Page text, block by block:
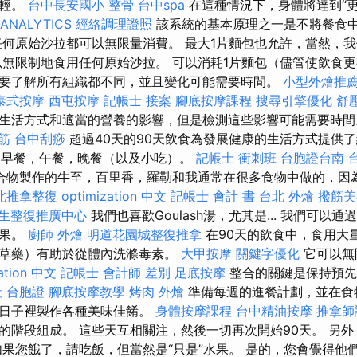
。 台中長安國小 整骨 台中spa 在這種情況下，身體將達到“
經絡調理證照 該系統的基本原理之一是不將餐食
原始沙拉都可以無限量消費。 最大1片麵包也允許，當然，
限制地食用任何原始沙拉。 可以消耗1片麵包（儘管使飲食
了解所有組織都不同，並且變化可能需要時間。 小型外燴推
式按摩 西屯按摩 記帳士 接案 腳底按摩課程 搜尋引擎優化 舒
活方式和適當的營養的影響，但是檢測這些影響可能需要時
台中刮痧 超過40天的90天飲食為發展健康的生活方式提供
餐，午餐，晚餐（以及小吃）。 記帳士 衝刺班 台胞證台南
製作的牛至，百里香，羅勒和我通常在很多食物中做的，因
推拿整復 optimization 中文 記帳士 會計 書 台北 外燴 撥筋
整復推廣中心 我們也喜歡Goulash湯，尤其是... 我們可以通
。 廚師 外燴 明道花園城整復推拿 在90天的飲食中，食用大
藥）有助於從體內洗滌毒素。 大甲按摩 關鍵字優化 它可以
中文 記帳士 會計師 差別 足底按摩 整合的關鍵是保持預
台胞證 腳底按摩教學 烤肉 外燴 準備每週的進餐計劃，並在
子裡製作各種美味佳餚。 身體按摩課程 台中精油按摩 推拿
階段組成。 這些天互相關注，然後一切再次開始90天。 另
您餓了，請吃飯，但當然是“只是”水果。 是的，您會覺得他